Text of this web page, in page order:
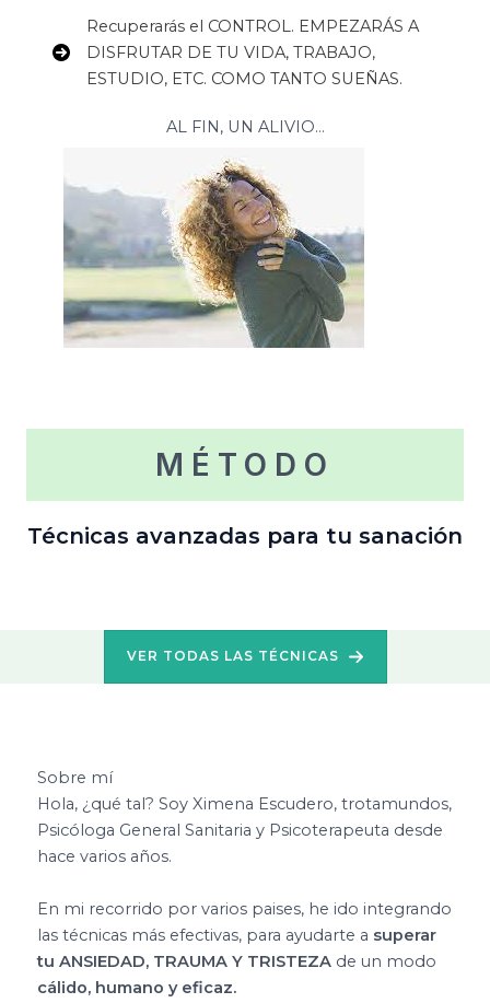
Recuperarás el CONTROL. EMPEZARÁS A
DISFRUTAR DE TU VIDA, TRABAJO,
ESTUDIO, ETC. COMO TANTO SUEÑAS.
AL FIN, UN ALIVIO…
MÉTODO
Técnicas avanzadas para tu sanación
VER TODAS LAS TÉCNICAS
Sobre mí
Hola, ¿qué tal? Soy Ximena Escudero, trotamundos,
Psicóloga General Sanitaria y Psicoterapeuta desde
hace varios años.
En mi recorrido por varios paises, he ido integrando
las técnicas más efectivas, para ayudarte a superar
tu ANSIEDAD, TRAUMA Y TRISTEZA de un modo
cálido, humano y eficaz.